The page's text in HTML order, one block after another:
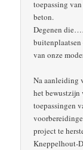
toepassing
beton.
Degenen
van onze
Na aanleiding
het bewustzijn
toepassingen
project te
Kneppelhout-